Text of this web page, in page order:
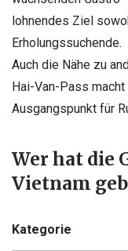
lohnendes Ziel
Erholungssuchende.
Auch die Nähe zu
Hai-Van-Pass
Ausgangspunkt für
Wer hat die
Vietnam
Kategorie